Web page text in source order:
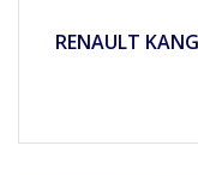
RENAULT